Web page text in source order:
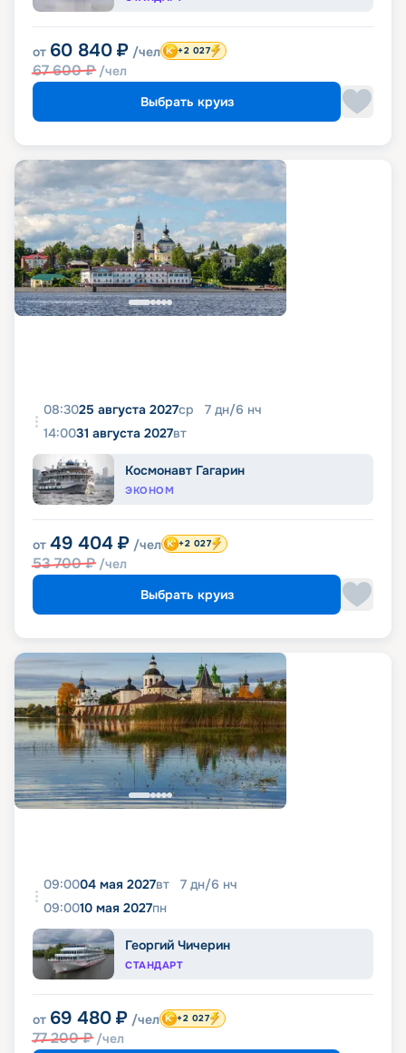
от 60 840 ₽ /чел
67 600₽ /чел
+2 027
Выбрать круиз
08:3025 августа 2027ср 7 дн/6 нч
14:0031 августа 2027вт
Космонавт Гагарин
ЭКОНОМ
от 49 404 ₽ /чел
53 700₽ /чел
+2 027
Выбрать круиз
09:0004 мая 2027вт 7 дн/6 нч
09:0010 мая 2027пн
Георгий Чичерин
СТАНДАРТ
от 69 480 ₽ /чел
77 200₽ /чел
+2 027